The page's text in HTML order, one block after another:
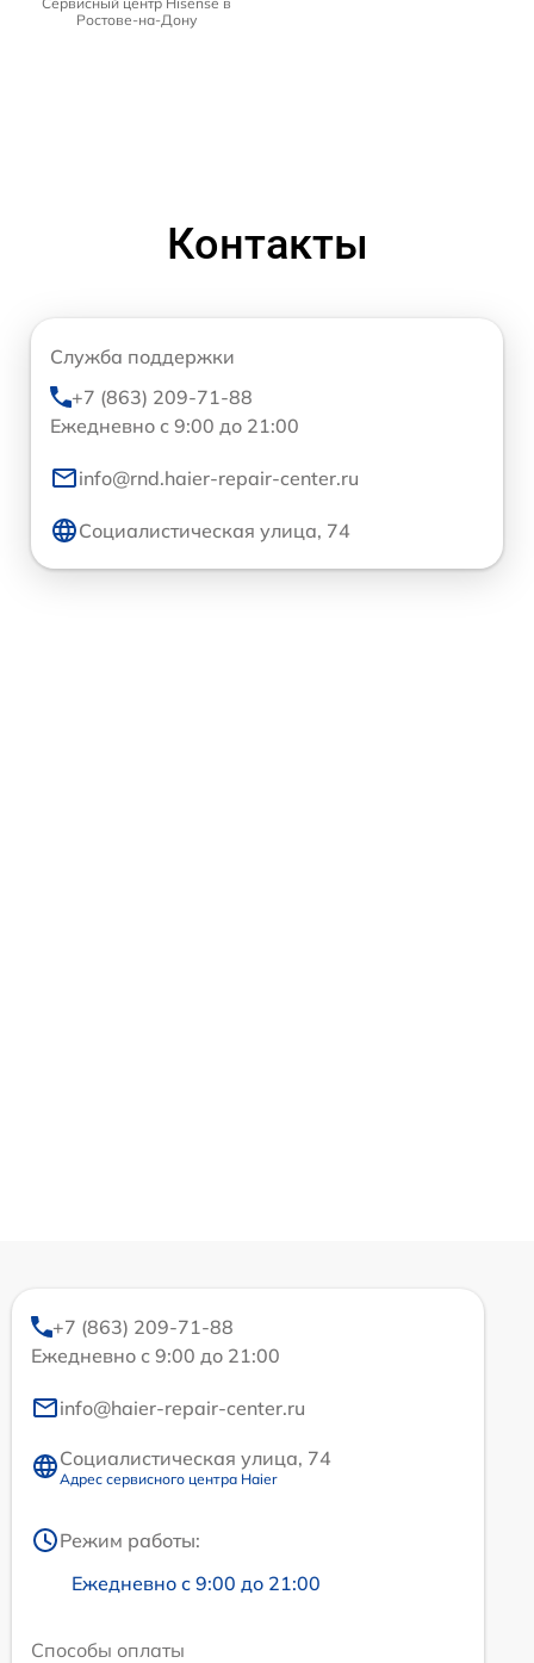
Ростове-на-Дону
Контакты
Служба поддержки
+7 (863) 209-71-88
Ежедневно с 9:00 до 21:00
info@rnd.haier-repair-center.ru
Социалистическая улица, 74
+7 (863) 209-71-88
Ежедневно с 9:00 до 21:00
info@haier-repair-center.ru
Социалистическая улица, 74
Адрес сервисного центра Haier
Режим работы:
Ежедневно с 9:00 до 21:00
Способы оплаты